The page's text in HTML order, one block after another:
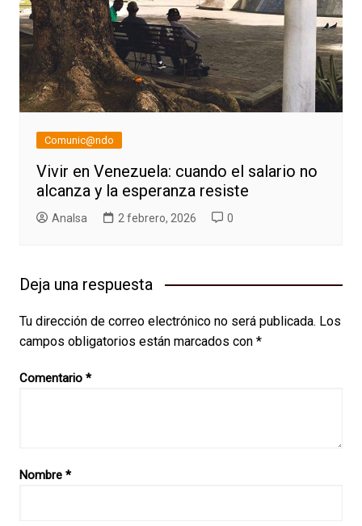
Comunic@ndo
Vivir en Venezuela: cuando el salario no
alcanza y la esperanza resiste
AnaIsa 2 febrero, 2026 0
Deja una respuesta
Tu dirección de correo electrónico no será publicada. Los
campos obligatorios están marcados con *
Comentario *
Nombre *